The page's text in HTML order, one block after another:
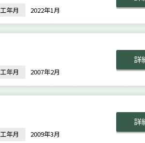
年月 2022年1月
年月 2007年2月
詳
年月 2009年3月
詳